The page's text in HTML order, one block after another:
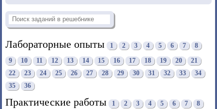
Лабораторные опыты 1 2 3 4 5 6 7 8
9 10 11 12 13 14 15 16 17 18 19 20
21
22
23 24 25 26 27 28 29 30 31 32 33
34
35
36
Практические работы 1 2 3 4 5 6 7 8